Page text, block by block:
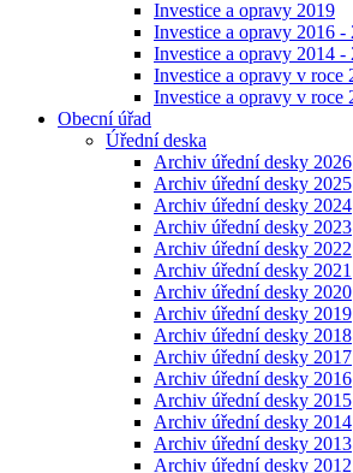
Investice a opravy 2019
Investice a opravy 2016 -
Investice a opravy 2014 -
Investice a opravy v roce
Investice a opravy v roce
Obecní úřad
Úřední deska
Archiv úřední desky 2026
Archiv úřední desky 2025
Archiv úřední desky 2024
Archiv úřední desky 2023
Archiv úřední desky 2022
Archiv úřední desky 2021
Archiv úřední desky 2020
Archiv úřední desky 2019
Archiv úřední desky 2018
Archiv úřední desky 2017
Archiv úřední desky 2016
Archiv úřední desky 2015
Archiv úřední desky 2014
Archiv úřední desky 2013
Archiv úřední desky 2012